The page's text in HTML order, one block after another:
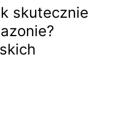
skutecznie